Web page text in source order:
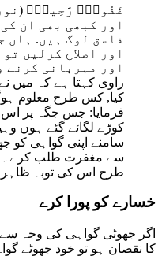
غَفُورٌۭ رَّحِيمٌۭ (نور ۔
اور کبھی بھی ان
فاسق لوگ ہیں. ہاں
اور اصلاح کرلیں
اور مہربانی کرنے
راوی کہتا ہے کہ میں
کیا, کس طرح معلوم
فرمایا: جس جگہ پر اس
کوڑے لگائے گئے ہوں
سامنے اپنی گواہی کو
سے مغفرت طلب کرے۔
طرح اس کی توبہ ظاہر
خسارے کو پورا کرے
اگر جھوٹی گواہی کی وجہ
کا نقصان ہو تو خود جھوٹے